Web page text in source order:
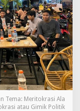
Tema: Meritokrasi Ala
atau Gimik Politik